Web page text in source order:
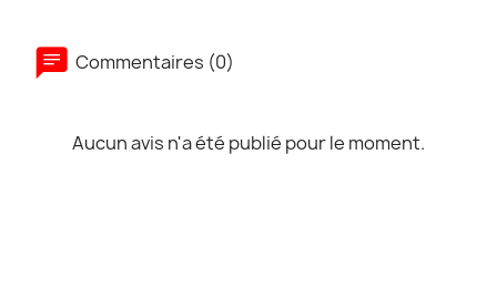
Commentaires (0)
Aucun avis n'a été publié pour le moment.